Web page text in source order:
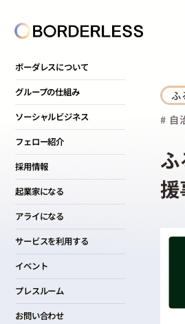
ボーダレスについて
グループの仕組み
ソーシャルビジネス
フェロー紹介
採用情報
起業家になる
アライになる
サービスを利用する
イベント
プレスルーム
お問い合わせ
ふ
# 自
援